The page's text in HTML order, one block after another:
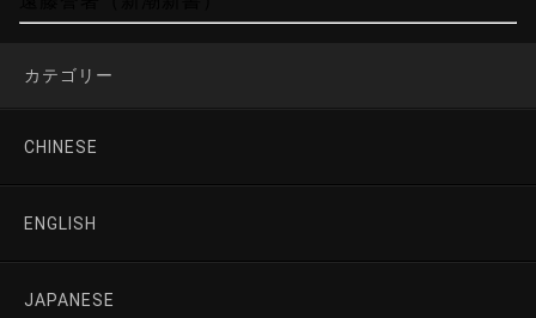
カテゴリー
CHINESE
ENGLISH
JAPANESE